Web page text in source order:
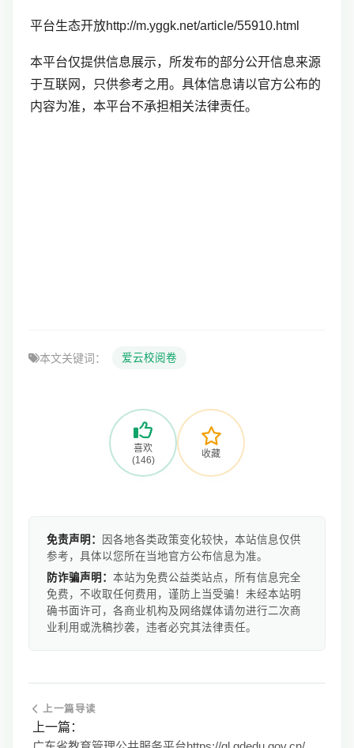
平台生态开放http://m.yggk.net/article/55910.html
本平台仅提供信息展示，所发布的部分公开信息来源
于互联网，只供参考之用。具体信息请以官方公布的
内容为准，本平台不承担相关法律责任。
本文关键词： 爱云校阅卷
喜欢
(146)
收藏
免责声明：
因各地各类政策变化较快，本站信息仅供
参考，具体以您所在当地官方公布信息为准。
防诈骗声明： 本站为免费公益类站点，所有信息完全
免费，不收取任何费用，谨防上当受骗！未经本站明
确书面许可，各商业机构及网络媒体请勿进行二次商
业利用或洗稿抄袭，违者必究其法律责任。
上一篇导读
上一篇：